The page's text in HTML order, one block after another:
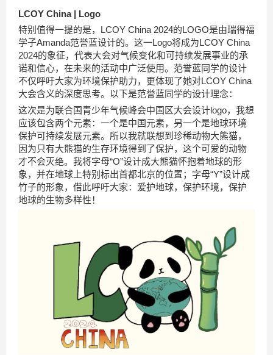
LCOY China | Logo
特别值得一提的是，LCOY China 2024的LOGO是由瑞得福
学子Amanda范誉蓝设计的。这一Logo将成为LCOY China
2024的象征，代表大会对气候变化和可持续发展事业的承
诺和信心，在未来的活动中广泛使用。范誉蓝同学的设计
不仅呼吁大家为环境保护助力，更体现了她对LCOY China
大会含义的深度思考。以下是范誉蓝同学的设计理念：
这次是为联合国青少年气候峰会中国区大会设计logo，我想
应该包含两个元素：一个是中国元素，另一个是地球环境
保护可持续发展元素。所以我就联想到珍稀动物大熊猫，
因为只有大熊猫的生存环境得到了保护，这个可爱的动物
才不会灭绝。我将字母“O”设计成大熊猫怀抱着地球的形
象，并在地球上特别标出首都北京的位置；字母“Y”设计成
竹子的形象，借此呼吁大家：爱护地球，保护环境，保护
地球的生物多样性！